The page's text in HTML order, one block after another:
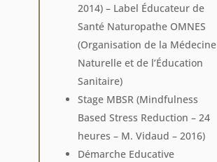
2014) – Label Éducateur de
Santé Naturopathe OMNES
(Organisation de la Médecine
Naturelle et de l’Éducation
Sanitaire)
Stage MBSR (Mindfulness
Based Stress Reduction – 24
heures – M. Vidaud – 2016)
Démarche Educative